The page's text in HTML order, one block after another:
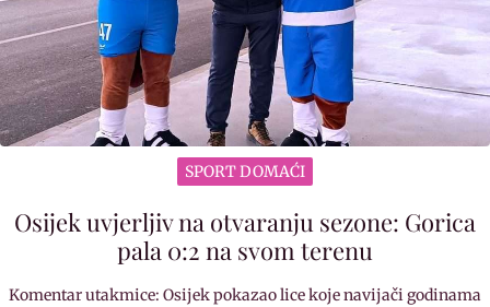
SPORT DOMAĆI
Osijek uvjerljiv na otvaranju sezone: Gorica
pala 0:2 na svom terenu
Komentar utakmice: Osijek pokazao lice koje navijači godinama